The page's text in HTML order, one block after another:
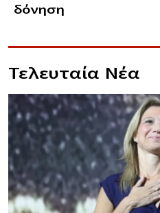
δόνηση
Τελευταία Νέα